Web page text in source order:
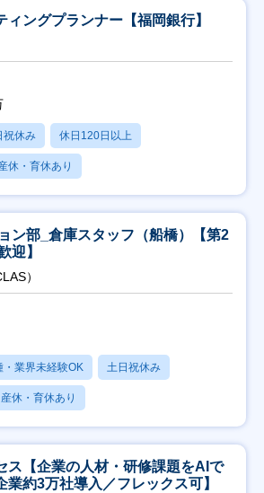
ィングプランナー【福岡銀行】
祝休み 休日120日以上
休・育休あり
ン部_倉庫スタッフ（船橋）【第2
迎】
）
・業界未経験OK 土日祝休み
産休・育休あり
ス【企業の人材・研修課題をAIで
業約3万社導入／フレックス可】